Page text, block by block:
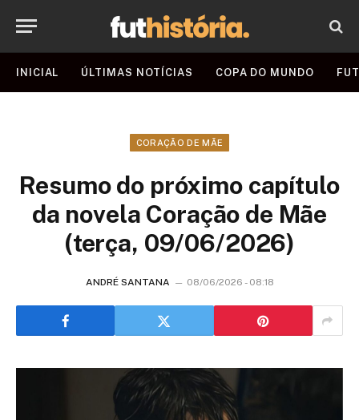
INICIAL ÚLTIMAS NOTÍCIAS COPA DO MUNDO
CORAÇÃO DE MÃE
Resumo do próximo capítulo
da novela Coração de Mãe
(terça, 09/06/2026)
ANDRÉ SANTANA 08/06/2026 - 08:18